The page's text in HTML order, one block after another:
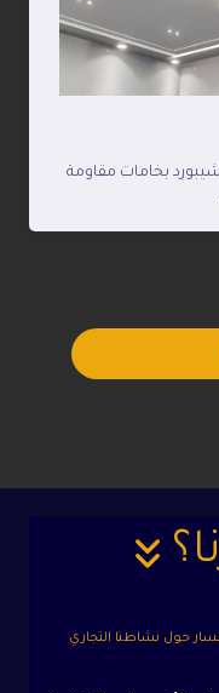
بخامات مقاومة
حول نشاطنا التجاري